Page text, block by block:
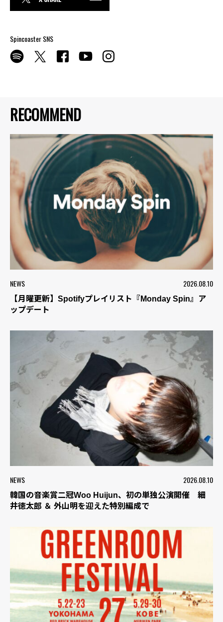
RECOMMEND
NEWS 2026.08.10
【月曜更新】Spotifyプレイリスト『Monday Spin』ア
ップデート
NEWS 2026.08.10
韓国の音楽賞二冠Woo Huijun、初の単独公演開催 細
井徳太郎 ＆ 外山明を迎えた特別編成で
Spincoaster SNS